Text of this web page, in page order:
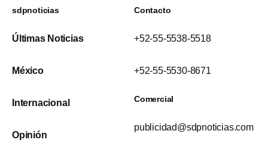
sdpnoticias
Últimas Noticias
México
Internacional
Opinión
Contacto
+52-55-5538-5518
+52-55-5530-8671
Comercial
publicidad@sdpnoticias.com